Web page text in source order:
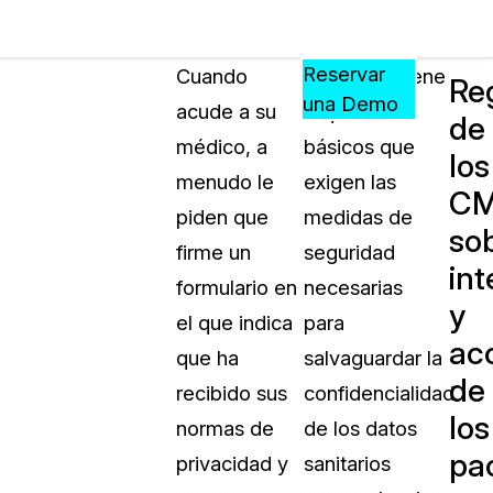
PreciosRecursos
APRENDA,
CONECTE
Y
CREZCA
CON
Preguntas Frecuentes
Explore preguntas frecuentes
CaseGuard
Artículos
Redacte archivos de video con
algoritmo mejorado
Eventos
Reservar
una Demo
Cuando
acude a su
médico, a
menudo le
piden que
firme un
formulario en
el que indica
que ha
recibido sus
normas de
privacidad y
La HIPAA tiene
requisitos
básicos que
exigen las
medidas de
seguridad
necesarias
para
salvaguardar la
confidencialidad
de los datos
sanitarios
de
los
y
de
los